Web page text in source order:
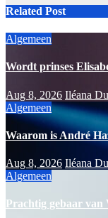
Related Post
Algemeen
Wordt prinses
Aug 8, 2026 Iléana
Algemeen
Waarom is André
Aug 8, 2026 Iléana
Algemeen
Prachtig gebaar van